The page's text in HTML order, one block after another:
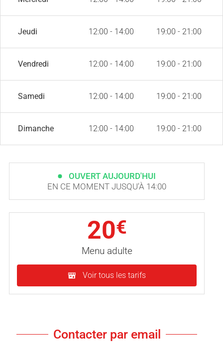
Jeudi 12:00 - 14:00 19:00 - 21:00
Vendredi 12:00 - 14:00 19:00 - 21:00
Samedi 12:00 - 14:00 19:00 - 21:00
Dimanche 12:00 - 14:00 19:00 - 21:00
OUVERT AUJOURD'HUI
EN CE MOMENT JUSQU'À 14:00
20€
Menu adulte
Voir tous les tarifs
Contacter par email